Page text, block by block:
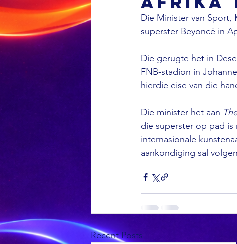
Die Minister van Sport,
superster Beyoncé in
Die gerugte het in
FNB-stadion in
hierdie eise van die
Die minister het aan
die superster op pad
internasionale
aankondiging sal
Recent Posts